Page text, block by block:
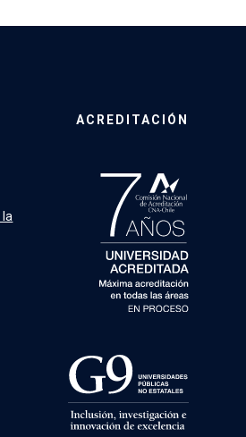
ACREDITACIÓN